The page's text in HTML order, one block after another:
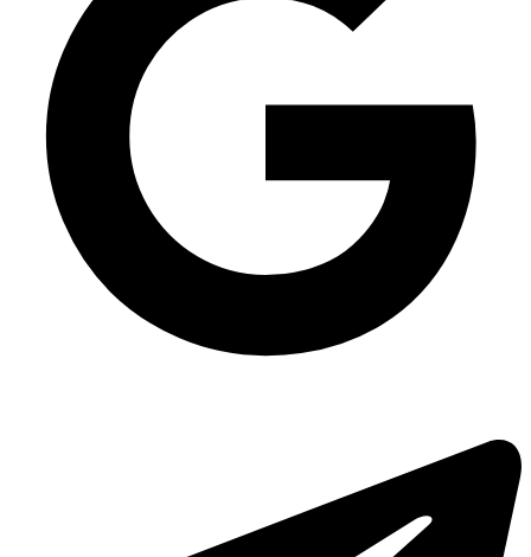
Моющее средство Domestos гель для санузла
Упаковка для суши SL332 с черным дном, 600 шт/уп
Одноразовая упаковка ланч-бокс HP-10 черный (240х155х70), 250 шт/
Ведро пищевое пластиковое белое 21 л
Крафтовые черные салатницы бумажные
Профессиональные средства для уборки для стекл/зеркал
Прозрачные соусники одноразовые из полистирола